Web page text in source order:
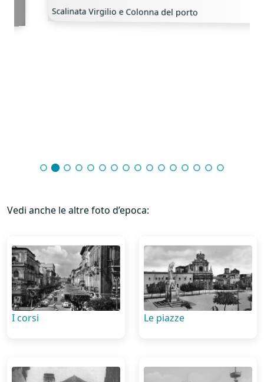
Scalinata Virgilio e Colonna del porto
Vedi anche le altre foto d’epoca:
I corsi Le piazze